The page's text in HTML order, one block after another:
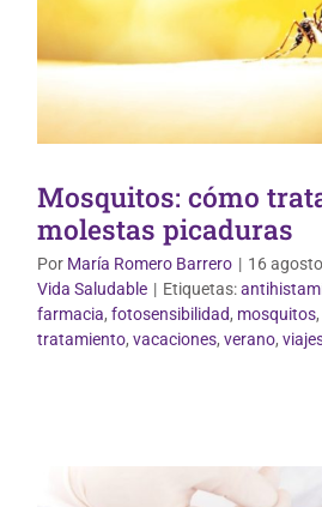
Mosquitos: cómo
molestas picaduras
Por María Romero Barrero | 16
Vida Saludable | Etiquetas:
farmacia, fotosensibilidad, mosquitos,
tratamiento, vacaciones, verano,